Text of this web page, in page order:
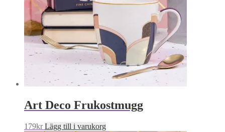
Art Deco Frukostmugg
179kr Lägg till i varukorg